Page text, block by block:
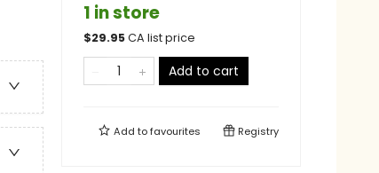
1 in store
$29.95CA list price
Add to cart
Add tofavourites Registry